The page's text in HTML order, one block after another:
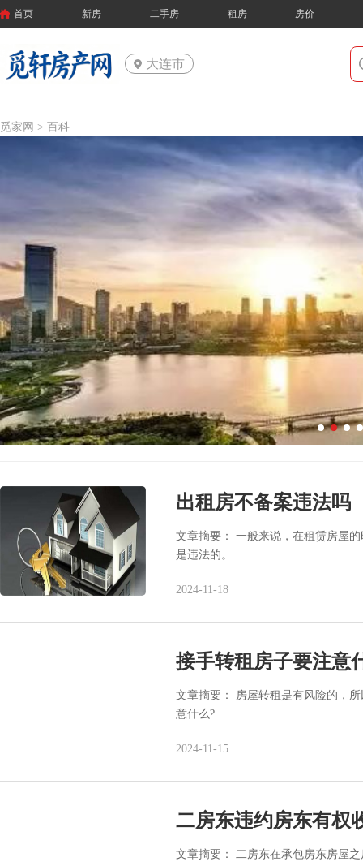
首页 新房 二手房 租房 房价
大连市
觅家网 > 百科
出租房不备案违法吗
文章摘要： 一般来说，在租赁房屋
是违法的。
2024-11-18
接手转租房子要注意
文章摘要： 房屋转租是有风险的，
意什么?
2024-11-15
二房东违约房东有权
文章摘要： 二房东在承包房东房屋